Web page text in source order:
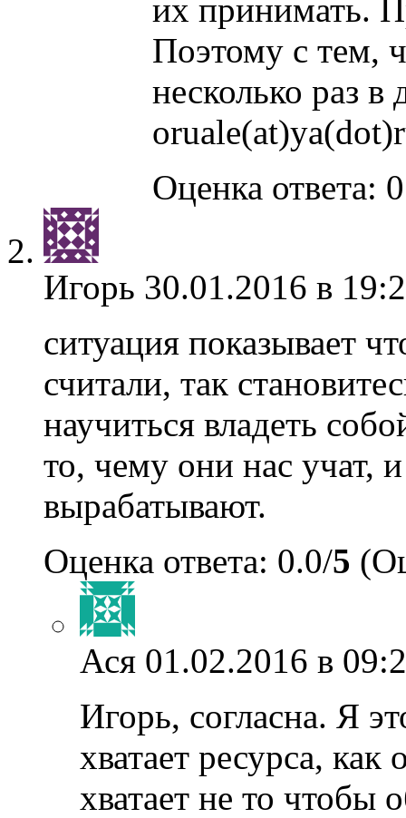
их принимать.
Поэтому с тем,
несколько раз
Оценка ответа:
Игорь 30.01.2016 в
ситуация показывает
считали, так
научиться владеть
то, чему они нас учат,
вырабатывают.
Оценка ответа: 0.0/5
Ася 01.02.2016 в
Игорь, согласна. Я
хватает ресурса,
хватает не то чтобы